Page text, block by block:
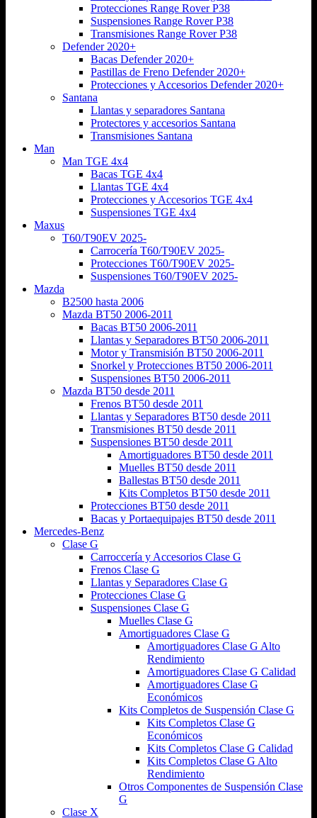
Protecciones Range Rover P38
Suspensiones Range Rover P38
Transmisiones Range Rover P38
Defender 2020+
Bacas Defender 2020+
Pastillas de Freno Defender 2020+
Protecciones y Accesorios Defender 2020+
Santana
Llantas y separadores Santana
Protectores y accesorios Santana
Transmisiones Santana
Man
Man TGE 4x4
Bacas TGE 4x4
Llantas TGE 4x4
Protecciones y Accesorios TGE 4x4
Suspensiones TGE 4x4
Maxus
T60/T90EV 2025-
Carrocería T60/T90EV 2025-
Protecciones T60/T90EV 2025-
Suspensiones T60/T90EV 2025-
Mazda
B2500 hasta 2006
Mazda BT50 2006-2011
Bacas BT50 2006-2011
Llantas y Separadores BT50 2006-2011
Motor y Transmisión BT50 2006-2011
Snorkel y Protecciones BT50 2006-2011
Suspensiones BT50 2006-2011
Mazda BT50 desde 2011
Frenos BT50 desde 2011
Llantas y Separadores BT50 desde 2011
Transmisiones BT50 desde 2011
Suspensiones BT50 desde 2011
Amortiguadores BT50 desde 2011
Muelles BT50 desde 2011
Ballestas BT50 desde 2011
Kits Completos BT50 desde 2011
Protecciones BT50 desde 2011
Bacas y Portaequipajes BT50 desde 2011
Mercedes-Benz
Clase G
Carroccería y Accesorios Clase G
Frenos Clase G
Llantas y Separadores Clase G
Protecciones Clase G
Suspensiones Clase G
Muelles Clase G
Amortiguadores Clase G
Amortiguadores Clase G Alto
Rendimiento
Amortiguadores Clase G Calidad
Amortiguadores Clase G
Económicos
Kits Completos de Suspensión Clase G
Kits Completos Clase G
Económicos
Kits Completos Clase G Calidad
Kits Completos Clase G Alto
Rendimiento
Otros Componentes de Suspensión Clase
G
Clase X